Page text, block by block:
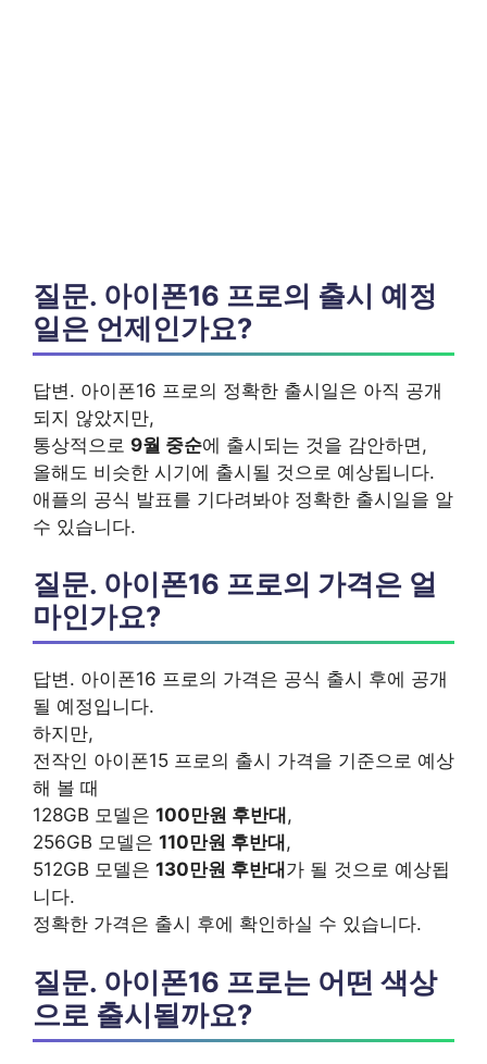
질문. 아이폰16 프로의 출시 예정
일은 언제인가요?
답변. 아이폰16 프로의 정확한 출시일은 아직 공개
되지 않았지만,
통상적으로 9월 중순에 출시되는 것을 감안하면,
올해도 비슷한 시기에 출시될 것으로 예상됩니다.
애플의 공식 발표를 기다려봐야 정확한 출시일을 알
수 있습니다.
질문. 아이폰16 프로의 가격은 얼
마인가요?
답변. 아이폰16 프로의 가격은 공식 출시 후에 공개
될 예정입니다.
하지만,
전작인 아이폰15 프로의 출시 가격을 기준으로 예상
해 볼 때
128GB 모델은 100만원 후반대 ,
256GB 모델은 110만원 후반대 ,
512GB 모델은 130만원 후반대 가 될 것으로 예상됩
니다.
정확한 가격은 출시 후에 확인하실 수 있습니다.
질문. 아이폰16 프로는 어떤 색상
으로 출시될까요?